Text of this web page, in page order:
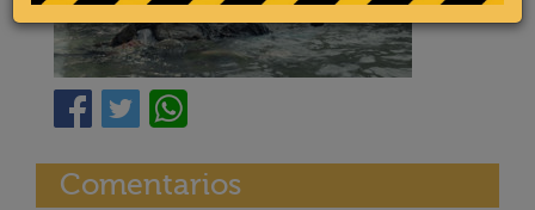
Comentarios